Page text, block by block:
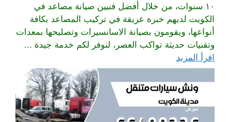
١٠ سنوات، من خلال أفضل فنيين صيانة مصاعد في
الكويت لديهم خبرة عريقة في تركيب المصاعد بكافة
أنواعها، ويقومون بصيانة الاسانسيرات وتصليحها بمعدات
وتقنيات حديثة تواكب العصر، لنوفر لكم خدمة جيدة ...
اقرأ المزيد